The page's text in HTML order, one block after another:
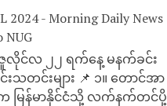
2024 - Morning Daily News
NUG
လိုင်လ ၂၂ ရက်နေ့ မနက်ခင်း
သတင်းများ 📌 ၁။ တောင်အာ
မြန်မာနိုင်ငံသို့ လက်နက်တင်ပို့